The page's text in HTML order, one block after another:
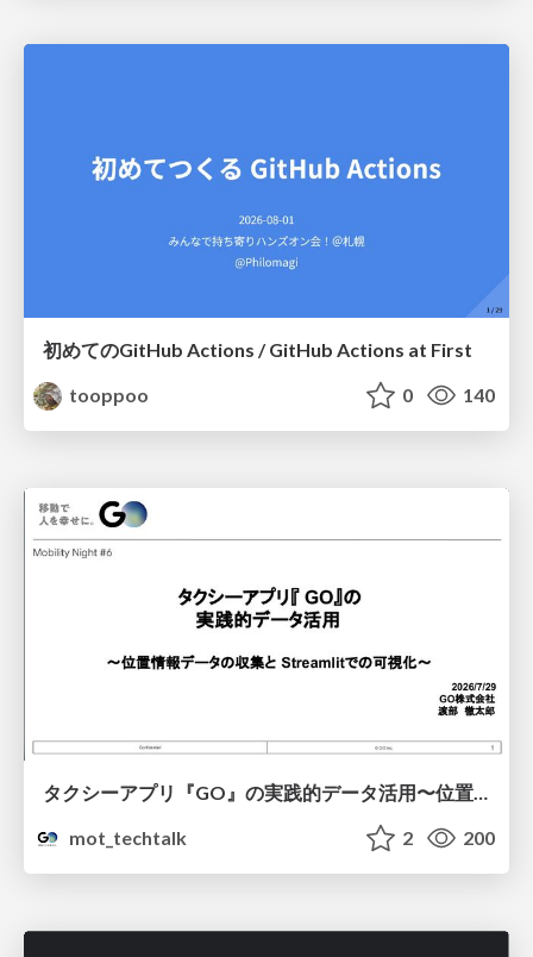
初めてのGitHub Actions / GitHub Actions at First
tooppoo
0 140
タクシーアプリ『GO』の実践的データ活用〜位置情報データの収集とStreamlitでの可視化〜
mot_techtalk
2 200